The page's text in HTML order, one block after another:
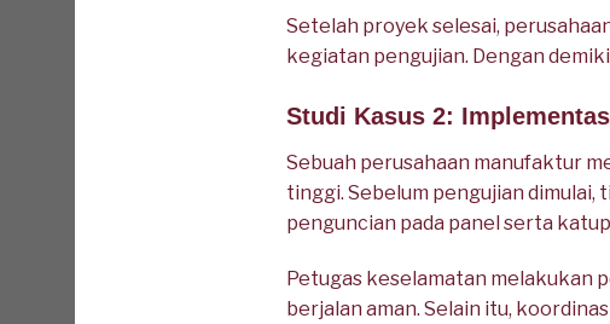
Setelah proyek selesai,
kegiatan pengujian. Dengan
Studi Kasus 2:
Sebuah perusahaan manufaktur
tinggi. Sebelum pengujian
penguncian pada panel serta
Petugas keselamatan melakukan
berjalan aman. Selain itu,